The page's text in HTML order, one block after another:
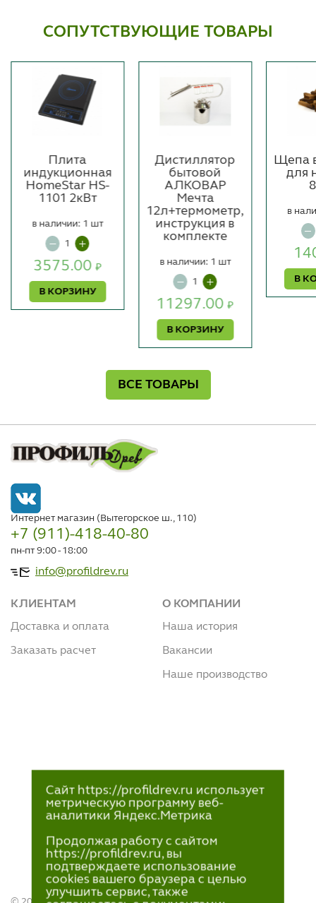
СОПУТСТВУЮЩИЕ ТОВАРЫ
Плита
индукционная
HomeStar HS-
1101 2кВт
3575.00₽
В КОРЗИНУ
в наличии: 1 шт
Дистиллятор
бытовой
АЛКОВАР
Мечта
12л+термометр,
инструкция в
комплекте
11297.00₽
В КОРЗИНУ
в наличии: 1 шт
Щепа
для
В
в
ВСЕ ТОВАРЫ
Интернет магазин (Вытегорское ш., 110)
+7 (911)-418-40-80
пн-пт 9:00 - 18:00
info@profildrev.ru
КЛИЕНТАМ
Доставка и оплата
Заказать расчет
О КОМПАНИИ
Наша история
Вакансии
Наше производство
Сайт https://profildrev.ru использует
метрическую программу веб-
аналитики Яндекс.Метрика
Продолжая работу с сайтом
https://profildrev.ru, вы
подтверждаете использование
cookies вашего браузера с целью
улучшить сервис, также